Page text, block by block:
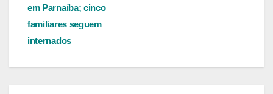
Post
em Parnaíba; cinco
familiares seguem
internados